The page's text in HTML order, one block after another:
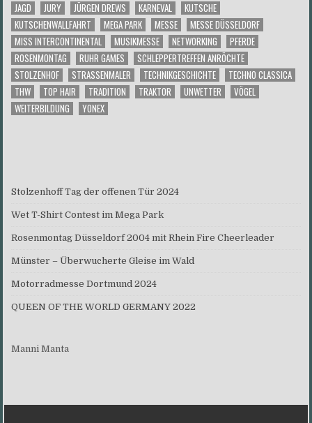
JAGD
JURY JÜRGEN DREWS KARNEVAL
KUTSCHE
KUTSCHENWALLFAHRT
MEGA PARK MESSE
MESSE DÜSSELDORF
MISS INTERCONTINENTAL
MUSIKMESSE NETWORKING
PFERDE
ROSENMONTAG
RUHR GAMES
SCHLEPPERTREFFEN ANRÖCHTE
STOLZENHOF
STRASSENMALER TECHNIKGESCHICHTE
TECHNO CLASSICA
THW
TOP HAIR TRADITION TRAKTOR UNWETTER
VÖGEL
WEITERBILDUNG
YONEX
Stolzenhoff Tag der offenen Tür 2024
Wet T-Shirt Contest im Mega Park
Rosenmontag Düsseldorf 2004 mit Rhein Fire Cheerleader
Münster – Überwucherte Gleise im Wald
Motorradmesse Dortmund 2024
QUEEN OF THE WORLD GERMANY 2022
Manni Manta